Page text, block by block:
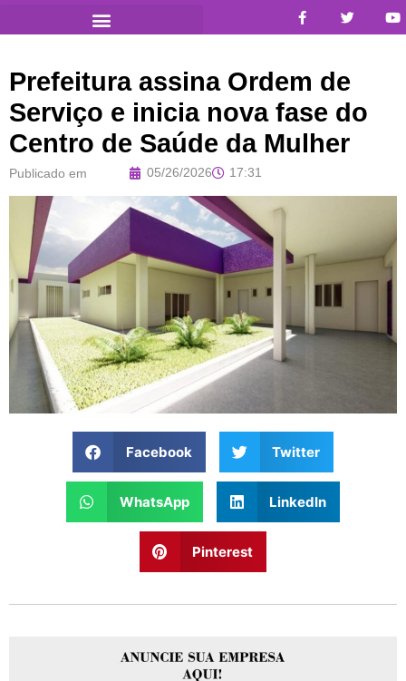
Prefeitura assina Ordem de
Serviço e inicia nova fase do
Centro de Saúde da Mulher
Publicado em 05/26/2026 17:31
Facebook Twitter
WhatsApp LinkedIn
Pinterest